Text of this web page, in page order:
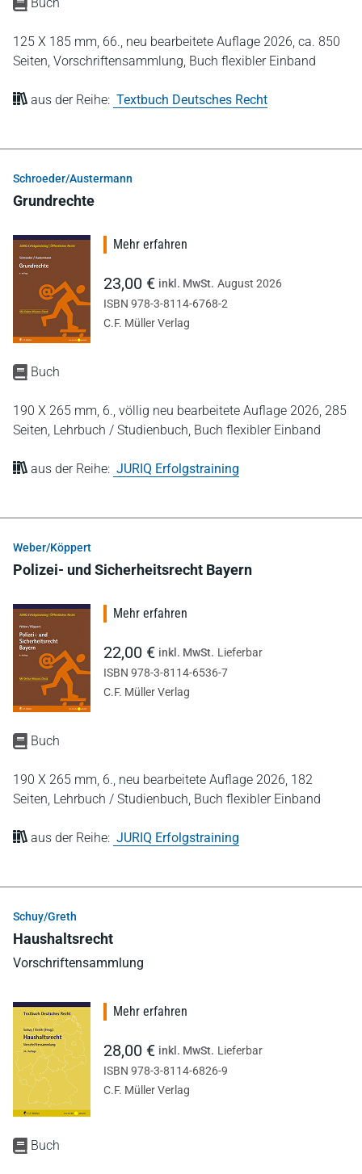
125 X 185 mm, 66., neu bearbeitete Auflage 2026, ca. 850
Seiten, Vorschriftensammlung, Buch flexibler Einband
aus der Reihe: Textbuch Deutsches Recht
Schroeder/Austermann
Grundrechte
Buch
190 X 265 mm, 6., völlig neu bearbeitete Auflage 2026, 285
Seiten, Lehrbuch / Studienbuch, Buch flexibler Einband
aus der Reihe: JURIQ Erfolgstraining
Mehr erfahren
23,00 € inkl. MwSt. August 2026
ISBN 978-3-8114-6768-2
C.F. Müller Verlag
Weber/Köppert
Polizei- und Sicherheitsrecht Bayern
Buch
190 X 265 mm, 6., neu bearbeitete Auflage 2026, 182
Seiten, Lehrbuch / Studienbuch, Buch flexibler Einband
aus der Reihe: JURIQ Erfolgstraining
Mehr erfahren
22,00 € inkl. MwSt. Lieferbar
ISBN 978-3-8114-6536-7
C.F. Müller Verlag
Schuy/Greth
Haushaltsrecht
Vorschriftensammlung
Buch
Mehr erfahren
28,00 € inkl. MwSt. Lieferbar
ISBN 978-3-8114-6826-9
C.F. Müller Verlag